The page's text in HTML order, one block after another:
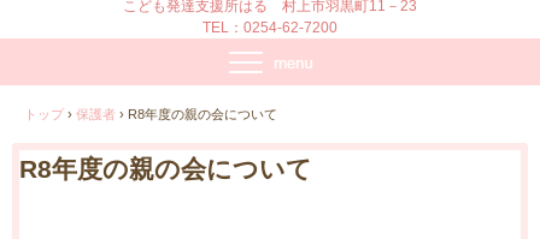
こども発達支援所はる 村上市羽黒町11－23
TEL：0254-62-7200
トップ › 保護者 › R8年度の親の会について
R8年度の親の会について